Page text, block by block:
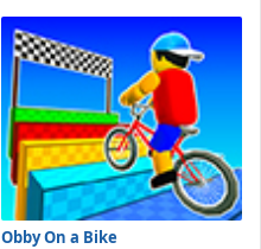
Obby On a Bike